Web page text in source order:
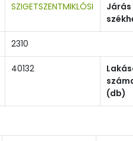
SZIGETSZENTMIKLÓSI
Járás
2310
40132
(db)